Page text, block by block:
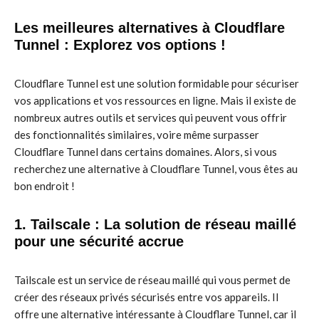
Les meilleures alternatives à Cloudflare
Tunnel : Explorez vos options !
Cloudflare Tunnel est une solution formidable pour sécuriser
vos applications et vos ressources en ligne. Mais il existe de
nombreux autres outils et services qui peuvent vous offrir
des fonctionnalités similaires, voire même surpasser
Cloudflare Tunnel dans certains domaines. Alors, si vous
recherchez une alternative à Cloudflare Tunnel, vous êtes au
bon endroit !
1. Tailscale : La solution de réseau maillé
pour une sécurité accrue
Tailscale est un service de réseau maillé qui vous permet de
créer des réseaux privés sécurisés entre vos appareils. Il
offre une alternative intéressante à Cloudflare Tunnel, car il